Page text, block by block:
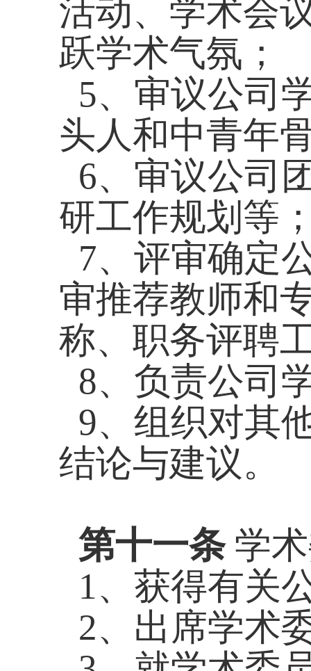
活动、学术会
跃学术气氛；
5、审议公司
头人和中青年
6、审议公司
研工作规划等
7、评审确定
审推荐教师和
称、职务评聘
8、负责公司
9、组织对其
结论与建议。
第十一条 学
1、获得有关
2、出席学术